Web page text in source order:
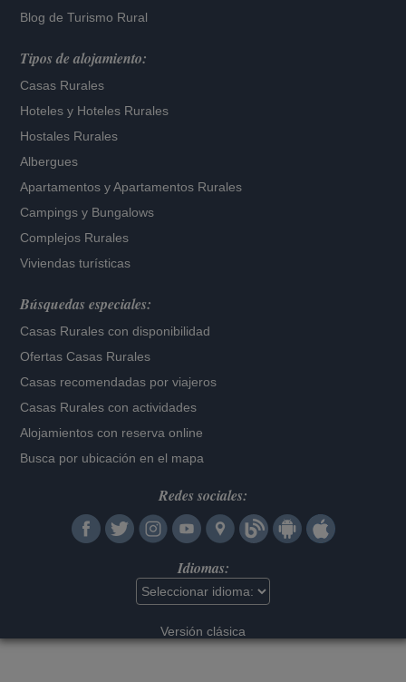
Blog de Turismo Rural
Tipos de alojamiento:
Casas Rurales
Hoteles y Hoteles Rurales
Hostales Rurales
Albergues
Apartamentos yApartamentos Rurales
Campings y Bungalows
Complejos Rurales
Viviendas turísticas
Búsquedas especiales:
Casas Rurales con disponibilidad
Ofertas Casas Rurales
Casas recomendadas por viajeros
Casas Rurales con actividades
Alojamientos con reserva online
Busca por ubicación en el mapa
Redes sociales:
Idiomas:
Versión clásica